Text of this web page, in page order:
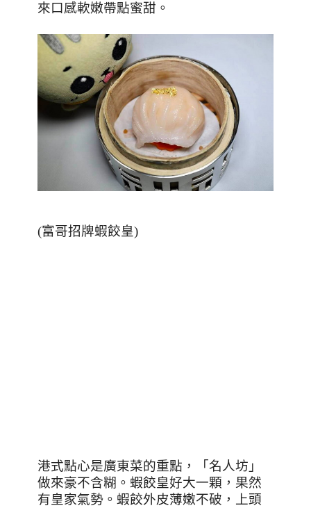
來口感軟嫩帶點蜜甜。
(富哥招牌蝦餃皇)
港式點心是廣東菜的重點，「名人坊」
做來豪不含糊。蝦餃皇好大一顆，果然
有皇家氣勢。蝦餃外皮薄嫩不破，上頭